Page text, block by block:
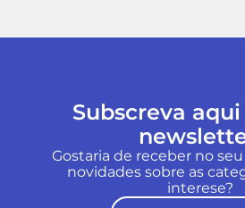
Subscreva aqui
Gostaria de receber no
novidades sobre as
interese?